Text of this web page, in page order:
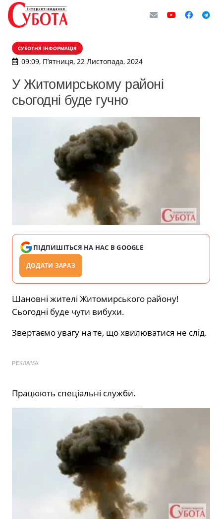
СУБОТНЯ ІНФОРМАЦІЯ
09:09, П’ятниця, 22 Листопада, 2024
У Житомирському районі
сьогодні буде гучно
ПІДПИШІТЬСЯ НА НАС В GOOGLE
ДОДАТИ ЗАРАЗ
Шановні жителі Житомирського району!
Сьогодні буде чути вибухи.
Звертаємо увагу на те, що хвилюватися не слід.
РЕКЛАМА
Працюють спеціальні служби.